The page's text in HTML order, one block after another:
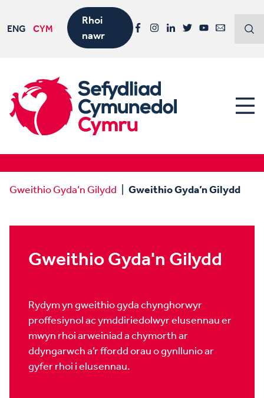
ENG CYM
Rhoi
nawr
Gweithio Gyda’n Gilydd Gweithio Gyda’n Gilydd
Gweithio Gyda'n Gilydd
Rydym yn gweithio gyda chynghorwyr
proffesiynol ac ymddiriedolwyr elusennau er
mwyn rhoi arweiniad a chymorth ar
ddyngarwch a’r ffordd orau o gynllunio ar
gyfer rhoi i elusennau.